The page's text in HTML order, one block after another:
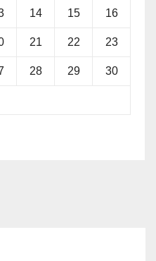
14 15 16
21 22 23
28 29 30